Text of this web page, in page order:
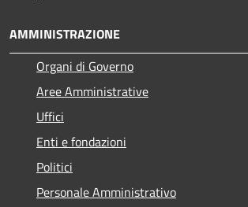
AMMINISTRAZIONE
Organi di Governo
Aree Amministrative
Uffici
Enti e fondazioni
Politici
Personale Amministrativo